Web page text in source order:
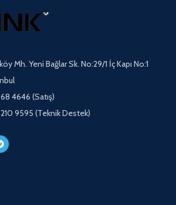
Mh. Yeni Bağlar Sk. No:29/1 İç Kapı No:1
4646 (Satış)
9595 (Teknik Destek)